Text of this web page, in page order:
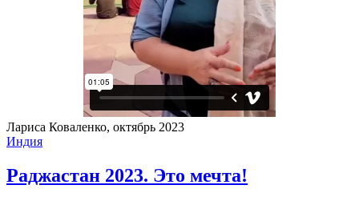
Лариса Коваленко, октябрь 2023
Индия
Раджастан 2023. Это мечта!